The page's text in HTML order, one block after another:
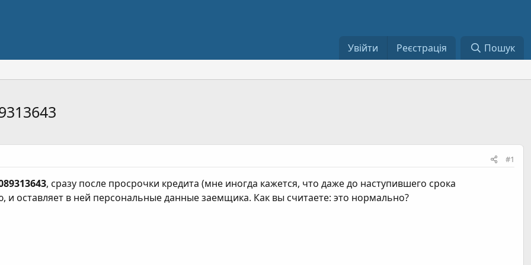
Увійти Реєстрація Пошук
#1
, сразу после просрочки кредита (мне иногда кажется, что даже до наступившего срока
и оставляет в ней персональные данные заемщика. Как вы считаете: это нормально?